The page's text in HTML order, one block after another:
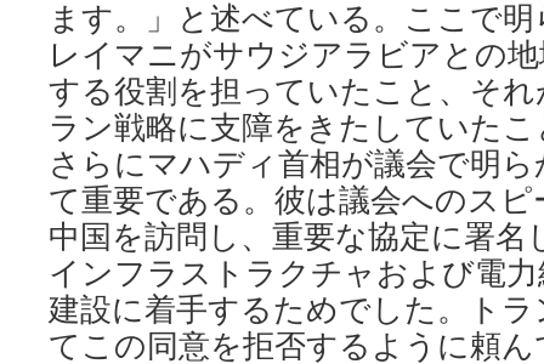
ます。」と述べている。ここで
レイマニがサウジアラビアとの
する役割を担っていたこと、そ
ラン戦略に支障をきたしていた
さらにマハディ首相が議会で明
て重要である。彼は議会へのス
中国を訪問し、重要な協定に署名
インフラストラクチャおよび電
建設に着手するためでした。ト
てこの同意を拒否するように頼